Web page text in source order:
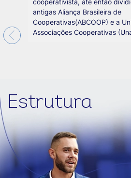
cooperativista, até então
antigas Aliança Brasileira de
Cooperativas(ABCOOP) e a
Associações Cooperativas
Estrutura